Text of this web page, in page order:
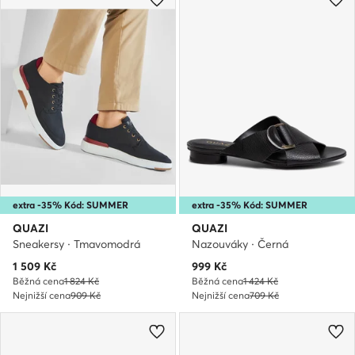
extra -35% Kód: SUMMER
QUAZI
Sneakersy · Tmavomodrá
Aktuální cena
1 509 Kč
Běžná cena1 824 Kč
Nejnižší cena909 Kč
extra -35% Kód: SUMMER
QUAZI
Nazouváky · Černá
Aktuální cena
999 Kč
Běžná cena1 424 Kč
Nejnižší cena709 Kč